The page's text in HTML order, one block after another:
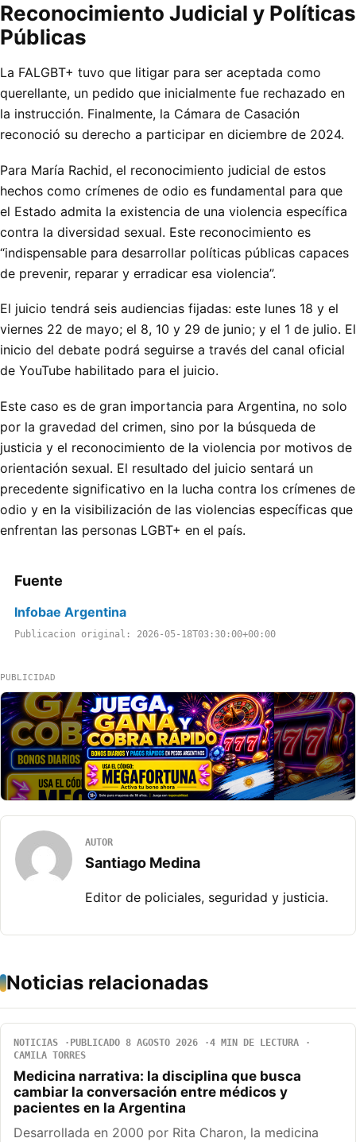
Reconocimiento Judicial y Políticas
Públicas
La FALGBT+ tuvo que litigar para ser aceptada como
querellante, un pedido que inicialmente fue rechazado en
la instrucción. Finalmente, la Cámara de Casación
reconoció su derecho a participar en diciembre de 2024.
Para María Rachid, el reconocimiento judicial de estos
hechos como crímenes de odio es fundamental para que
el Estado admita la existencia de una violencia específica
contra la diversidad sexual. Este reconocimiento es
“indispensable para desarrollar políticas públicas capaces
de prevenir, reparar y erradicar esa violencia”.
El juicio tendrá seis audiencias fijadas: este lunes 18 y el
viernes 22 de mayo; el 8, 10 y 29 de junio; y el 1 de julio. El
inicio del debate podrá seguirse a través del canal oficial
de YouTube habilitado para el juicio.
Este caso es de gran importancia para Argentina, no solo
por la gravedad del crimen, sino por la búsqueda de
justicia y el reconocimiento de la violencia por motivos de
orientación sexual. El resultado del juicio sentará un
precedente significativo en la lucha contra los crímenes de
odio y en la visibilización de las violencias específicas que
enfrentan las personas LGBT+ en el país.
Fuente
Infobae Argentina
Publicacion original: 2026-05-18T03:30:00+00:00
PUBLICIDAD
AUTOR
Santiago Medina
Editor de policiales, seguridad y justicia.
Noticias relacionadas
NOTICIAS PUBLICADO 8 AGOSTO 2026
4 MIN DE LECTURA
CAMILA TORRES
Medicina narrativa: la disciplina que busca
cambiar la conversación entre médicos y
pacientes en la Argentina
Desarrollada en 2000 por Rita Charon, la medicina